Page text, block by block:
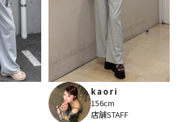
kaori
156cm
店舗STAFF